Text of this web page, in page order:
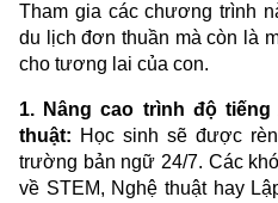
Tham gia các chương trình
du lịch đơn thuần mà còn là
cho tương lai của con.
1. Nâng cao trình độ
thuật: Học sinh sẽ được
trường bản ngữ 24/7. Các
về STEM, Nghệ thuật hay